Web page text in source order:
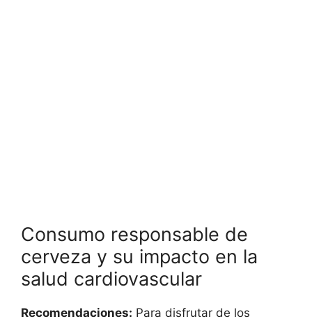
Consumo responsable de
cerveza y su impacto en la
salud cardiovascular
Recomendaciones: Para disfrutar de los